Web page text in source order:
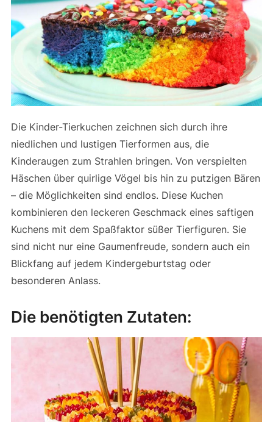
Die Kinder-Tierkuchen zeichnen sich durch ihre
niedlichen und lustigen Tierformen aus, die
Kinderaugen zum Strahlen bringen. Von verspielten
Häschen über quirlige Vögel bis hin zu putzigen Bären
– die Möglichkeiten sind endlos. Diese Kuchen
kombinieren den leckeren Geschmack eines saftigen
Kuchens mit dem Spaßfaktor süßer Tierfiguren. Sie
sind nicht nur eine Gaumenfreude, sondern auch ein
Blickfang auf jedem Kindergeburtstag oder
besonderen Anlass.
Die benötigten Zutaten: